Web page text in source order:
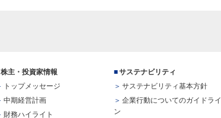
株主・投資家情報
トップメッセージ
中期経営計画
財務ハイライト
サステナビリティ
サステナビリティ基本方針
企業行動についてのガイドライ
ン